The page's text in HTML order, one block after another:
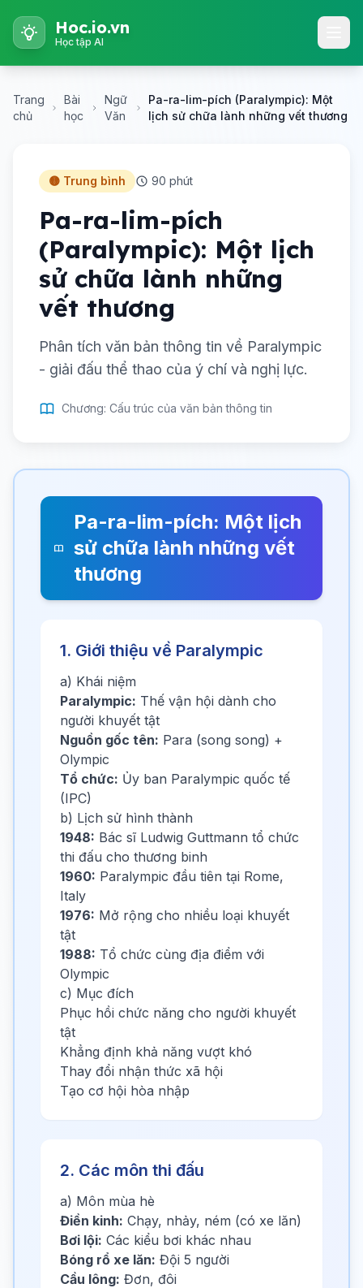
Hoc.io.vn
Học tập AI
Trang
chủ
Bài
học
Ngữ
Văn
Pa-ra-lim-pích (Paralympic): Một
lịch sử chữa lành những vết thương
🟡 Trung bình 90 phút
Pa-ra-lim-pích
(Paralympic): Một lịch
sử chữa lành những
vết thương
Phân tích văn bản thông tin về Paralympic
- giải đấu thể thao của ý chí và nghị lực.
Chương: Cấu trúc của văn bản thông tin
Pa-ra-lim-pích: Một lịch
sử chữa lành những vết
thương
1. Giới thiệu về Paralympic
a) Khái niệm
Paralympic: Thế vận hội dành cho
người khuyết tật
Nguồn gốc tên: Para (song song) +
Olympic
Tổ chức: Ủy ban Paralympic quốc tế
(IPC)
b) Lịch sử hình thành
1948: Bác sĩ Ludwig Guttmann tổ chức
thi đấu cho thương binh
1960: Paralympic đầu tiên tại Rome,
Italy
1976: Mở rộng cho nhiều loại khuyết
tật
1988: Tổ chức cùng địa điểm với
Olympic
c) Mục đích
Phục hồi chức năng cho người khuyết
tật
Khẳng định khả năng vượt khó
Thay đổi nhận thức xã hội
Tạo cơ hội hòa nhập
2. Các môn thi đấu
a) Môn mùa hè
Điền kinh: Chạy, nhảy, ném (có xe lăn)
Bơi lội: Các kiểu bơi khác nhau
Bóng rổ xe lăn: Đội 5 người
Cầu lông: Đơn, đôi